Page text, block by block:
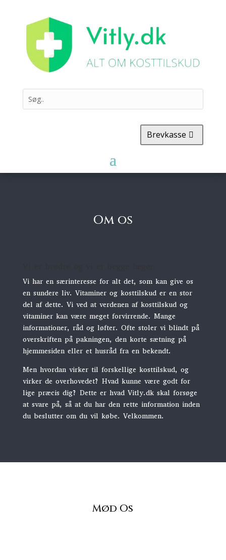
Brevkasse
Om os
Vi har en særinteresse for alt det, som kan give os
en sundere liv. Vitaminer og kosttilskud er en stor
del af dette. Vi ved at verdenen af kosttilskud og
vitaminer kan være meget forvirrende. Mange
informationer, råd og løfter. Ofte stoler vi blindt på
overskriften på pakningen, den korte sætning på
hjemmesiden eller et husråd fra en bekendt.
Men hvordan virker til forskellige kosttilskud, og
virker de overhovedet? Hvad kunne være godt for
lige præcis dig? Dette er hvad Vitly.dk skal forsøge
at svare på, så at du har den rette information inden
du beslutter om du vil købe. Velkommen.
Mød Os